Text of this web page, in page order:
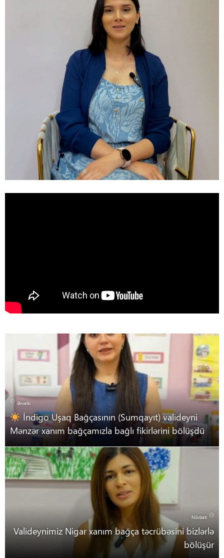
Əvvəlki
İndigo Uşaq Bağçasının (Sumqayıt) valideyni
Mənzər xanım bağçamızla bağlı fikirlərini bölüşdü
Növbəti
Valideynimiz Nigar xanım bağça təcrübəsini bizlərlə
bölüşür